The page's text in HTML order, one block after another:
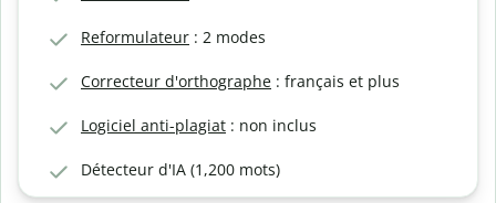
Reformulateur : 2 modes
Correcteur d'orthographe : français et plus
Logiciel anti-plagiat : non inclus
Détecteur d'IA (1,200 mots)